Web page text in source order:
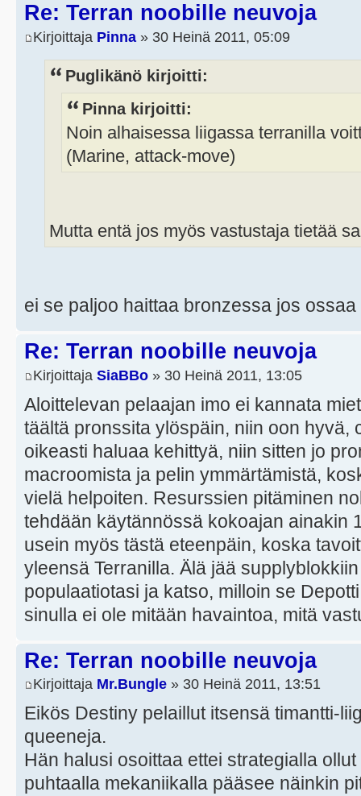
Re: Terran noobille neuvoja
Kirjoittaja Pinna » 30 Heinä 2011, 05:09
Puglikänö kirjoitti:
Pinna kirjoitti:
Noin alhaisessa liigassa terranilla
(Marine, attack-move)
Mutta entä jos myös vastustaja tietää
ei se paljoo haittaa bronzessa jos
Re: Terran noobille neuvoja
Kirjoittaja SiaBBo » 30 Heinä 2011, 13:05
Aloittelevan pelaajan imo ei kannata
täältä pronssita ylöspäin, niin oon hyvä,
oikeasti haluaa kehittyä, niin sitten jo
macroomista ja pelin ymmärtämistä,
vielä helpoiten. Resurssien pitäminen
tehdään käytännössä kokoajan ainakin
usein myös tästä eteenpäin, koska
yleensä Terranilla. Älä jää
populaatiotasi ja katso, milloin se
sinulla ei ole mitään havaintoa, mitä
Re: Terran noobille neuvoja
Kirjoittaja Mr.Bungle » 30 Heinä 2011, 13:51
Eikös Destiny pelaillut itsensä timantti-
queeneja.
Hän halusi osoittaa ettei strategialla
puhtaalla mekaniikalla pääsee näinkin